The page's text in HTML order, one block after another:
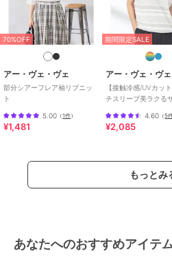
70%OFF
アー・ヴェ・ヴェ
部分シアーフレア袖リブニッ
ト
5.00 （1件）
¥1,481
期間限定SALE
アー・ヴェ・ヴェ
【接触冷感/UVカッ
チスリーブ美ラクる
4.60 （5
¥2,085
もっとみ
あなたへのおすすめアイテ